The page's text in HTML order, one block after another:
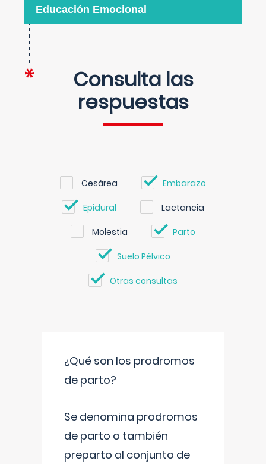
Educación Emocional
Consulta las
respuestas
Cesárea Embarazo
Epidural Lactancia
Molestia Parto
Suelo Pélvico
Otras consultas
¿Qué son los prodromos
de parto?
Se denomina prodromos
de parto o también
preparto al conjunto de